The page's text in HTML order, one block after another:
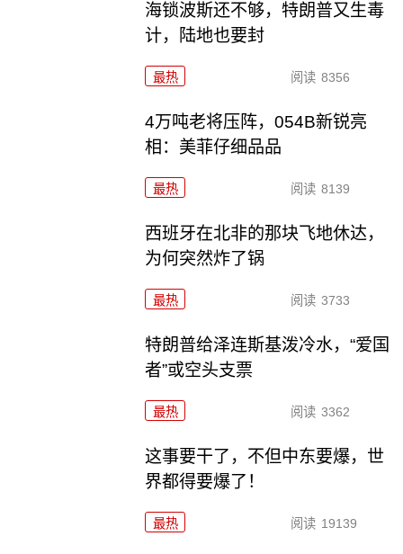
海锁波斯还不够，特朗普又生毒
计，陆地也要封
最热 阅读 8356
4万吨老将压阵，054B新锐亮
相：美菲仔细品品
最热 阅读 8139
西班牙在北非的那块飞地休达，
为何突然炸了锅
最热 阅读 3733
特朗普给泽连斯基泼冷水，“爱国
者”或空头支票
最热 阅读 3362
这事要干了，不但中东要爆，世
界都得要爆了！
最热 阅读 19139